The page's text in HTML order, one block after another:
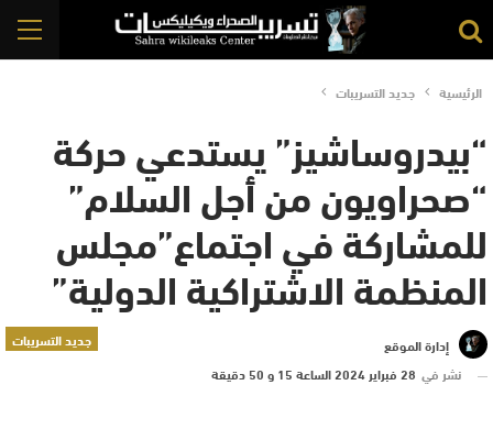
الرئيسية جديد التسريبات
“بيدروساشيز” يستدعي حركة
“صحراويون من أجل السلام”
للمشاركة في اجتماع”مجلس
المنظمة الاشتراكية الدولية”
جديد التسريبات
إدارة الموقع
نشر في 28 فبراير 2024 الساعة 15 و 50 دقيقة